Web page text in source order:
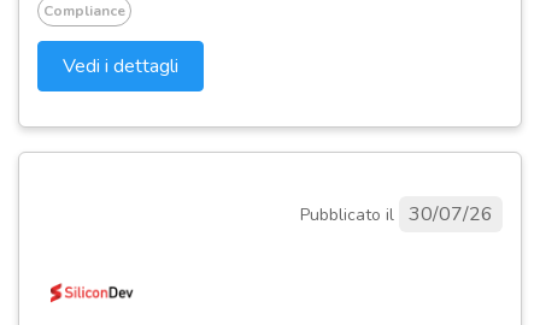
Compliance
Vedi i dettagli
Pubblicato il 30/07/26